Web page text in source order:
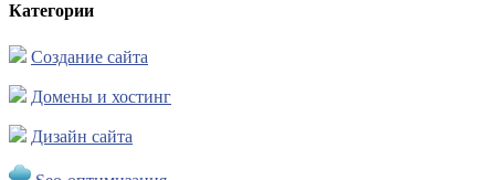
Категории
Создание сайта
Домены и хостинг
Дизайн сайта